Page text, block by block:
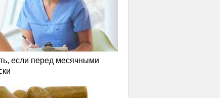
если перед месячными